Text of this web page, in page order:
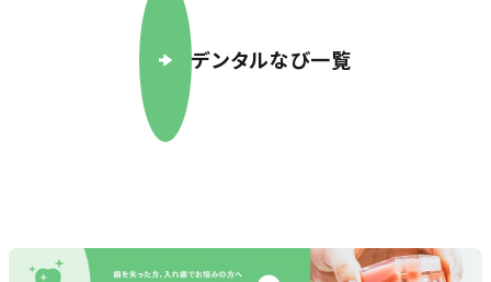
デンタルなび一覧
医学論文・著作
講演会情報